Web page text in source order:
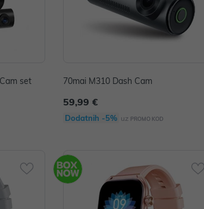
set 70mai M310 Dash Cam
59,99 €
Dodatnih -5% uz PROMO KOD